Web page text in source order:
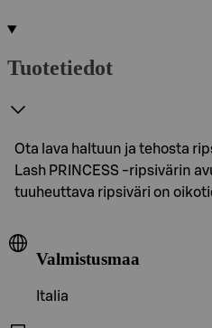
Tuotetiedot
Ota lava haltuun ja tehosta
Lash PRINCESS -ripsivärin
tuuheuttava ripsiväri on
Valmistusmaa
Italia